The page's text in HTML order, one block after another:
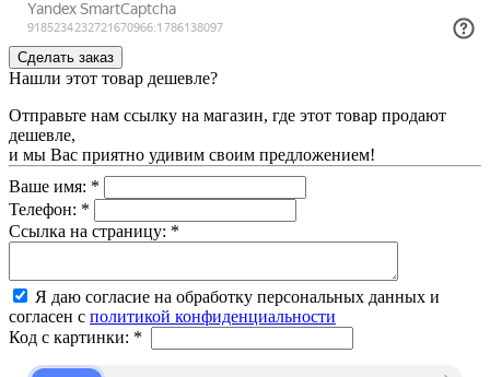
Нашли этот товар дешевле?
Отправьте нам ссылку на магазин, где этот товар продают
дешевле,
и мы Вас приятно удивим своим предложением!
Ваше имя: *
Телефон: *
Ссылка на страницу: *
Я даю согласие на обработку персональных данных и
согласен с политикой конфиденциальности
Код с картинки: *